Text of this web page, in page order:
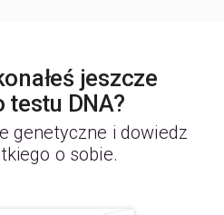
jeszcze
testu DNA?
genetyczne i dowiedz
o sobie.